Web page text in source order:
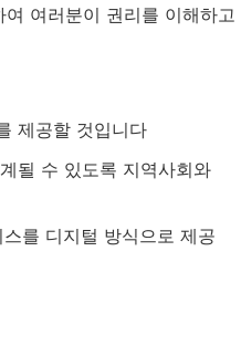
여러분이 권리를 이해하고
제공할 것입니다
될 수 있도록 지역사회와
를 디지털 방식으로 제공